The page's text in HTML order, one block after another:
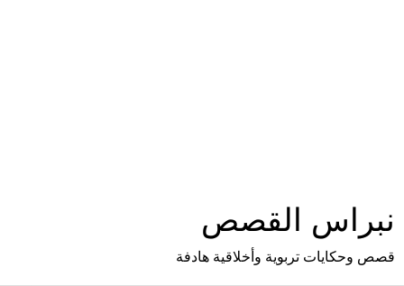
نبراس القصص
قصص وحكايات تربوية وأخلاقية هادفة